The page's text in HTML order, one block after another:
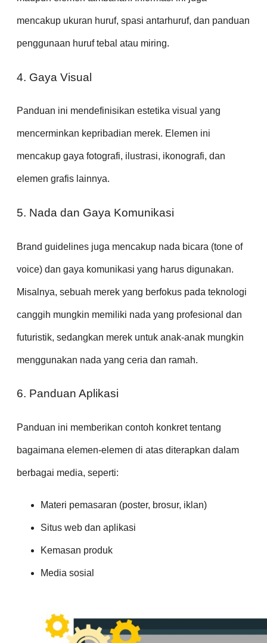
mencakup ukuran huruf, spasi antarhuruf, dan panduan
penggunaan huruf tebal atau miring.
4. Gaya Visual
Panduan ini mendefinisikan estetika visual yang
mencerminkan kepribadian merek. Elemen ini
mencakup gaya fotografi, ilustrasi, ikonografi, dan
elemen grafis lainnya.
5. Nada dan Gaya Komunikasi
Brand guidelines juga mencakup nada bicara (tone of
voice) dan gaya komunikasi yang harus digunakan.
Misalnya, sebuah merek yang berfokus pada teknologi
canggih mungkin memiliki nada yang profesional dan
futuristik, sedangkan merek untuk anak-anak mungkin
menggunakan nada yang ceria dan ramah.
6. Panduan Aplikasi
Panduan ini memberikan contoh konkret tentang
bagaimana elemen-elemen di atas diterapkan dalam
berbagai media, seperti:
Materi pemasaran (poster, brosur, iklan)
Situs web dan aplikasi
Kemasan produk
Media sosial